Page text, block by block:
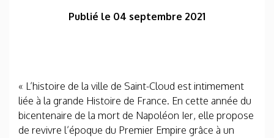
Publié le 04 septembre 2021
« L’histoire de la ville de Saint-Cloud est intimement
liée à la grande Histoire de France. En cette année du
bicentenaire de la mort de Napoléon Ier, elle propose
de revivre l’époque du Premier Empire grâce à un